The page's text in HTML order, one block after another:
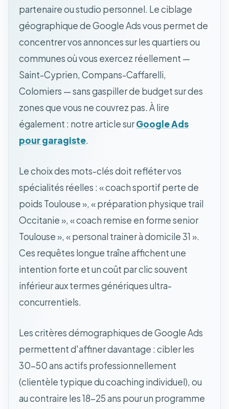
partenaire ou studio personnel. Le ciblage
géographique de Google Ads vous permet de
concentrer vos annonces sur les quartiers ou
communes où vous exercez réellement —
Saint-Cyprien, Compans-Caffarelli,
Colomiers — sans gaspiller de budget sur des
zones que vous ne couvrez pas. À lire
également : notre article surGoogle Ads
pour garagiste.
Le choix des mots-clés doit refléter vos
spécialités réelles : « coach sportif perte de
poids Toulouse », « préparation physique trail
Occitanie », « coach remise en forme senior
Toulouse », « personal trainer à domicile 31 ».
Ces requêtes longue traîne affichent une
intention forte et un coût par clic souvent
inférieur aux termes génériques ultra-
concurrentiels.
Les critères démographiques de Google Ads
permettent d'affiner davantage : cibler les
30-50 ans actifs professionnellement
(clientèle typique du coaching individuel), ou
au contraire les 18-25 ans pour un programme